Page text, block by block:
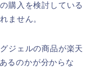
購入を検討している
ません。
ジェルの商品が楽天
るのかが分からな